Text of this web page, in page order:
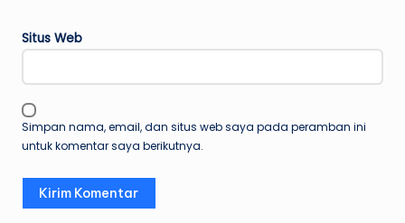
Situs Web
Simpan nama, email, dan situs web saya pada peramban ini
untuk komentar saya berikutnya.